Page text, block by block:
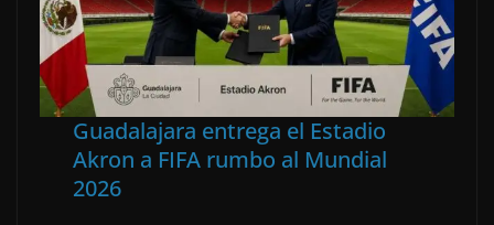
Guadalajara entrega el Estadio
Akron a FIFA rumbo al Mundial
2026